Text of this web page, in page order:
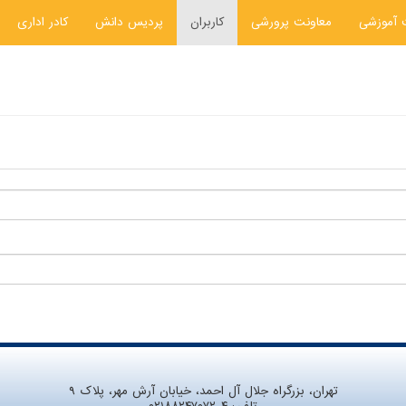
آموزشی معاونت پرورشی کاربران پردیس دانش کادر اداری
تهران، بزرگراه جلال آل احمد، خیابان آرش مهر، پلاک ۹